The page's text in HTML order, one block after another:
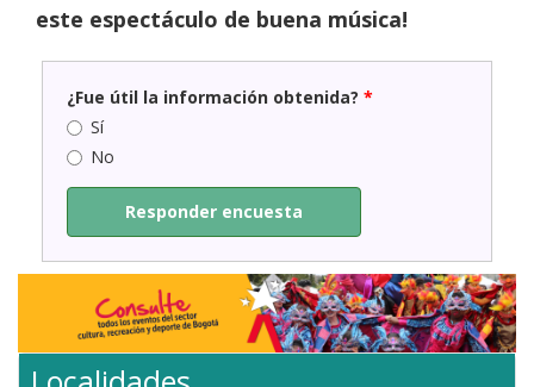
este espectáculo de buena música!
¿Fue útil la información obtenida? *
Sí
No
Responder encuesta